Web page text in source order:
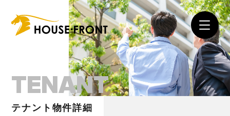
TENANT
テナント物件詳細